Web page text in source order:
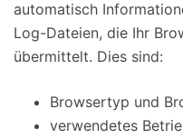
automatisch
Log-Dateien, die Ihr
übermittelt. Dies sind:
Browsertyp und
verwendetes